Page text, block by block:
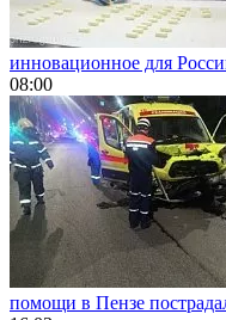
инновационное для
08:00
помощи в Пензе